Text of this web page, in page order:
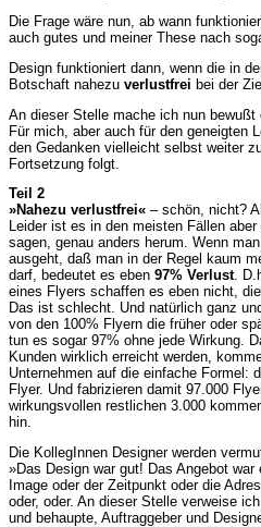
Die Frage wäre nun, ab wann
auch gutes und meiner These nach
Design funktioniert dann, wenn die in
Botschaft nahezu verlustfrei bei der
An dieser Stelle mache ich nun bewußt
Für mich, aber auch für den geneigten
den Gedanken vielleicht selbst weiter
Fortsetzung folgt.
Teil 2
»Nahezu verlustfrei« – schön, nicht?
Leider ist es in den meisten Fällen
sagen, genau anders herum. Wenn
ausgeht, daß man in der Regel kaum
darf, bedeutet es eben 97% Verlust.
eines Flyers schaffen es eben nicht,
Das ist schlecht. Und natürlich ganz
von den 100% Flyern die früher oder
tun es sogar 97% ohne jede Wirkung.
Kunden wirklich erreicht werden,
Unternehmen auf die einfache Formel:
Flyer. Und fabrizieren damit 97.000
wirkungsvollen restlichen 3.000
hin.
Die KollegInnen Designer werden
»Das Design war gut! Das Angebot
Image oder der Zeitpunkt oder die
oder, oder. An dieser Stelle verweise
und behaupte, Auftraggeber und